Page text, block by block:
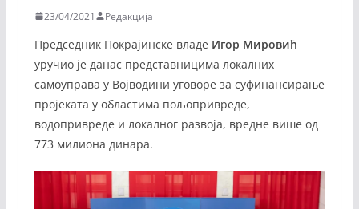
23/04/2021 Редакција
Председник Покрајинске владе Игор Мировић
уручио је данас представницима локалних
самоуправа у Војводини уговоре за суфинансирање
пројеката у областима пољопривреде,
водопривреде и локалног развоја, вредне више од
773 милиона динара.